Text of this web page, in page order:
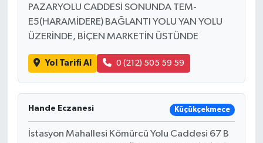
PAZARYOLU CADDESİ SONUNDA TEM-
E5(HARAMİDERE) BAĞLANTI YOLU YAN YOLU
ÜZERİNDE, BİÇEN MARKETİN ÜSTÜNDE
Yol Tarifi Al 0 (212) 505 59 59
Hande Eczanesi Küçükçekmece
İstasyon Mahallesi Kömürcü Yolu Caddesi 67 B